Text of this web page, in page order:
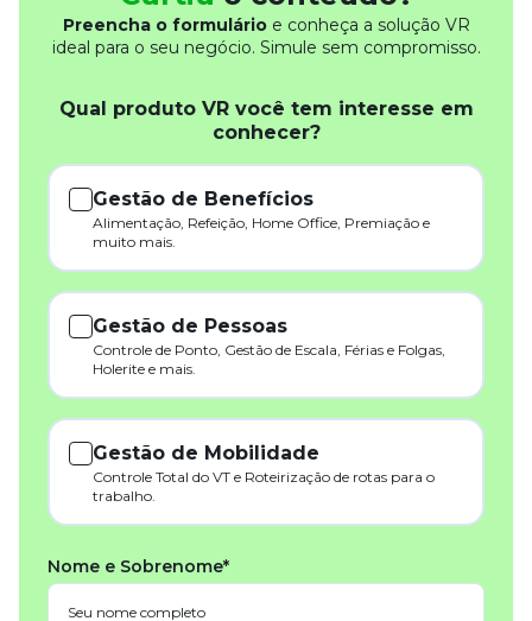
Preencha o formulárioe conheça a solução VR
ideal para o seu negócio. Simule sem compromisso.
Qual produto VR você tem interesse em
conhecer?
Gestão de Benefícios
Alimentação, Refeição, Home Office, Premiação e
muito mais.
Gestão de Pessoas
Controle de Ponto, Gestão de Escala, Férias e Folgas,
Holerite e mais.
Gestão de Mobilidade
Controle Total do VT e Roteirização de rotas para o
trabalho.
Nome e Sobrenome*